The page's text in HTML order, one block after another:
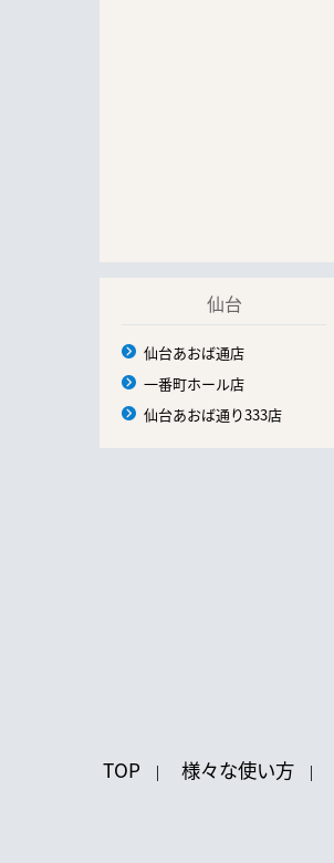
仙台
仙台あおば通店
一番町ホール店
仙台あおば通り333店
TOP | 様々な使い方 |